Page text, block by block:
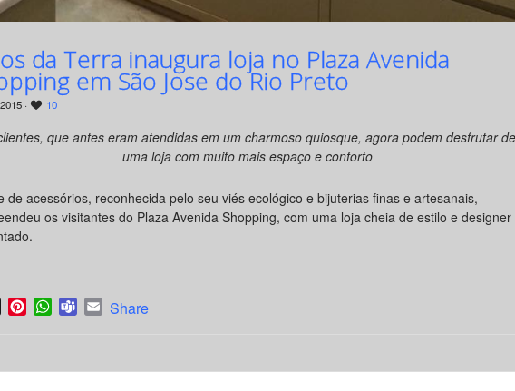
da Terra inaugura loja no Plaza Avenida
em São Jose do Rio Preto
· 10
que antes eram atendidas em um charmoso quiosque, agora podem desfrutar de
uma loja com muito mais espaço e conforto
de acessórios, reconhecida pelo seu viés ecológico e bijuterias finas e artesanais,
os visitantes do Plaza Avenida Shopping, com uma loja cheia de estilo e designer
X PinterestWhatsApp
TeamsEmail
Share